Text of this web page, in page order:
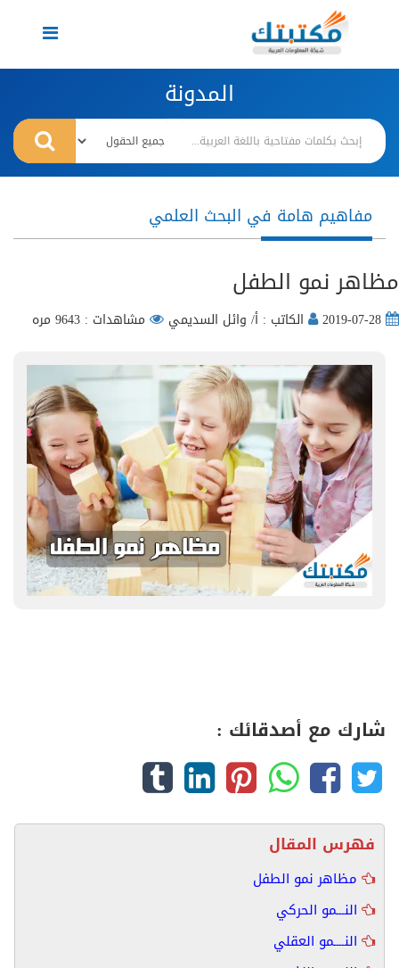
Toggle
navigation
المدونة
مفاهيم هامة في البحث العلمي
مظاهر نمو الطفل
الكاتب : أ/ وائل السديمي مشاهدات : 9643 مره
شارك مع أصدقائك :
فهرس المقال
مظاهر نمو الطفل
النـــمو الحركي
النــــمو العقلي